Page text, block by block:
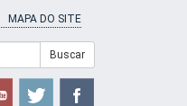
MAPA DO SITE
Buscar